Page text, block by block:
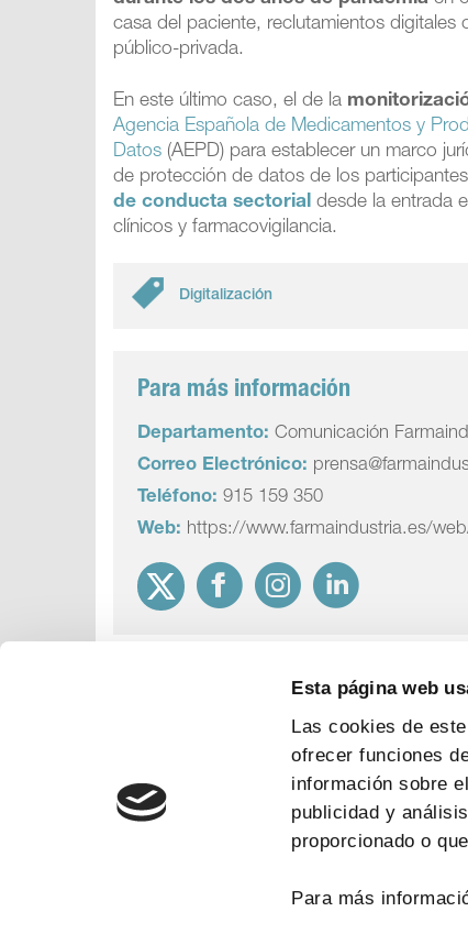
Esta página web
Las cookies de
ofrecer funciones
información sobre
publicidad y
proporcionado o
Para más
casa del paciente, reclutamientos
público-privada.
En este último caso, el de la
Agencia Española de Medicamentos y
Datos (AEPD) para establecer un marco
de protección de datos de los
de conducta sectorial desde la entrada
clínicos y farmacovigilancia.
Digitalización
Para más información
Departamento: Comunicación
Correo Electrónico:
Teléfono: 915 159 350
Web: https://www.farmaindustria.es/